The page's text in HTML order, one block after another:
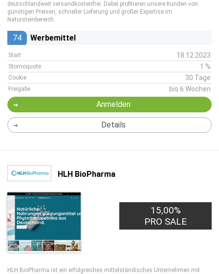
deutschlandweit versandkostenfrei. Dabei profitieren unsere Kunden von
günstigen Preisen, schneller Lieferung und großer Expertise im
Natursteinbereich.
74 Werbemittel
Start 18.12.2023
Stornoquote 1 %
Cookie 30 Tage
Freigabe bis 6 Wochen
Anmelden
Details
HLH BioPharma
15,00%
PRO SALE
HLH BioPharma ist ein erfolgreiches mittelständisches Unternehmen mit